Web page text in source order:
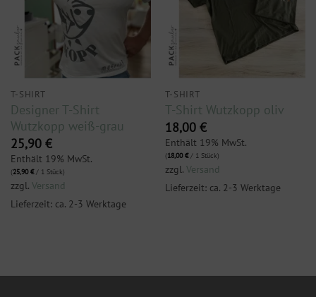
T-SHIRT
Designer T-Shirt
Wutzkopp weiß-grau
25,90 €
Enthält 19% MwSt.
(25,90€/ 1 Stück)
zzgl. Versand
Lieferzeit: ca. 2-3 Werktage
T-SHIRT
T-Shirt Wutzkopp oliv
18,00 €
Enthält 19% MwSt.
(18,00€/ 1 Stück)
zzgl. Versand
Lieferzeit: ca. 2-3 Werktage